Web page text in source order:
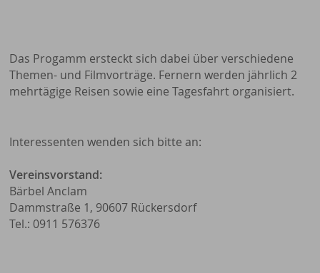
Das Progamm ersteckt sich dabei über verschiedene
Themen- und Filmvorträge. Fernern werden jährlich 2
mehrtägige Reisen sowie eine Tagesfahrt organisiert.
Interessenten wenden sich bitte an:
Vereinsvorstand:
Bärbel Anclam
Dammstraße 1, 90607 Rückersdorf
Tel.: 0911 576376